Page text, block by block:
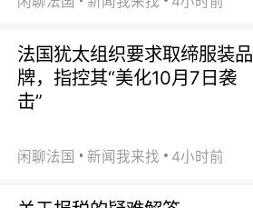
法国犹太组织要求取缔服装品
牌，指控其“美化10月7日袭
击”
闲聊法国 新闻我来找 4小时前